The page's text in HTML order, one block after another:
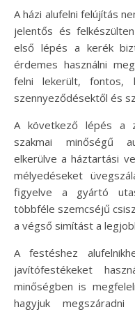
A házi alufelni felújítás
jelentős és
első lépés a kerék
érdemes használni
felni lekerült, fontos,
szennyeződésektől és
A következő lépés a
szakmai minőségű
elkerülve a háztartási
mélyedéseket
figyelve a gyártó
többféle szemcséjű
a végső simítást a
A festéshez
javítófestékeket
minőségben is
hagyjuk